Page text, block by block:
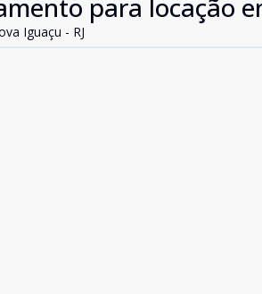
para locação
Iguaçu - RJ